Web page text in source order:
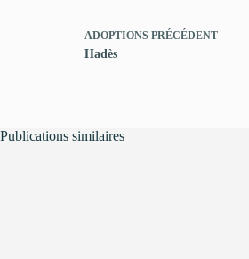
ADOPTIONS PRÉCÉDENT
Hadès
Publications similaires